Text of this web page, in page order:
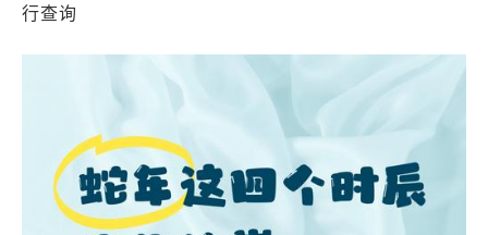
行查询